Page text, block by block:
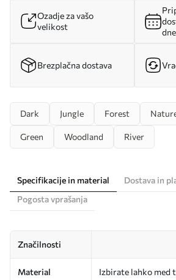
Ozadje za vašo
velikost
Brezplačna dostava
Dark Jungle Forest
Green Woodland River
Specifikacije in material
Dostava in
Pogosta vprašanja
Značilnosti
Material
Izbirate lahko med